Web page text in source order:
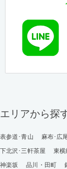
エリアから探
表参道･青山 麻布･広
下北沢･三軒茶屋
東横
神楽坂
品川・田町